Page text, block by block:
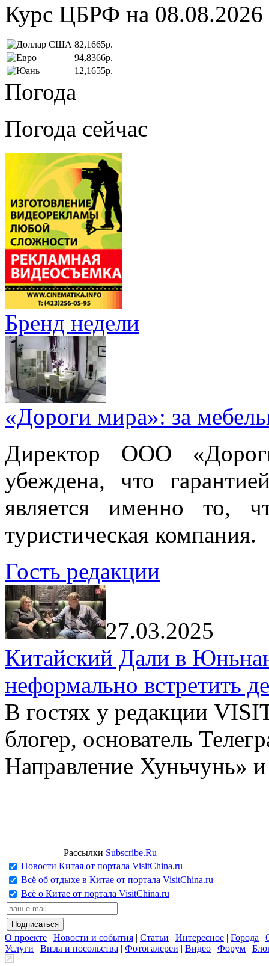
Курс ЦБРФ на 08.08.2026
82,1665р.
94,8366р.
12,1655р.
Погода
Погода сейчас
Бренд недели
«Дороги мира»: за
Директор ООО
убеждена, что
является именно то,
туристическая компания.
Гость редакции
27.03.2025
Китайский Дали в
неформально встретить
В гостях у редакции
блогер, основатель
Направление Хуньчунь»
Рассылки Subscribe.Ru
Новости Китая от портала VisitChina.ru
Всё об отдыхе в Китае от портала VisitChina.ru
Всё о Китае от портала VisitChina.ru
О проекте | Новости и события | Статьи | Интересное | Города |
Услуги | Визы и посольства | Фотогалереи | Видео | Форум |